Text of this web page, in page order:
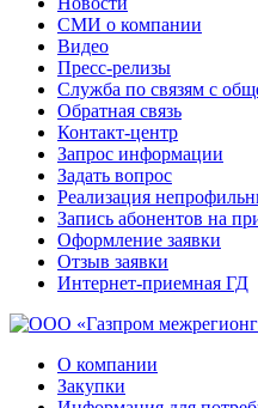
СМИ о компании
Видео
Пресс-релизы
Служба по связям с
Обратная связь
Контакт-центр
Запрос информации
Задать вопрос
Реализация
Запись абонентов на
Оформление заявки
Отзыв заявки
Интернет-приемная ГД
О компании
Закупки